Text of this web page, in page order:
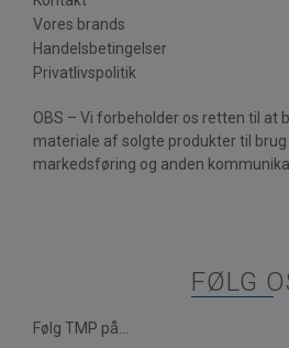
Vores brands
Handelsbetingelser
Privatlivspolitik
OBS – Vi forbeholder os retten til at
materiale af solgte produkter til
markedsføring og anden
FØLG
Følg TMP på...